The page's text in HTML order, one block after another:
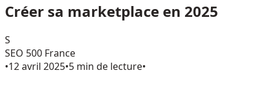
Créer sa marketplace en 2025
S
SEO 500 France
•12 avril 2025•5 min de lecture•